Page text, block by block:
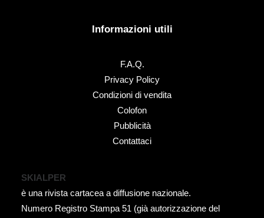
Informazioni utili
F.A.Q.
Privacy Policy
Condizioni di vendita
Colofon
Pubblicità
Contattaci
SKIALPER
è una rivista cartacea a diffusione nazionale.
Numero Registro Stampa 51 (già autorizzazione del